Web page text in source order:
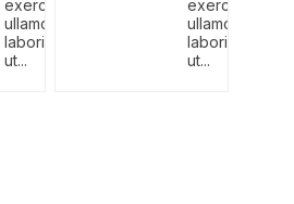
exercitation
ullamco
laboris nisi
ut...
exercitation
ullamco
laboris nisi
ut...